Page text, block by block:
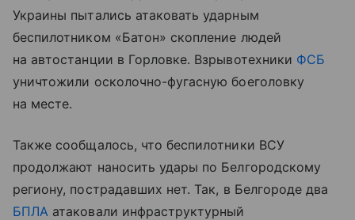
Украины пытались атаковать ударным
беспилотником «Батон» скопление людей
на автостанции в Горловке. Взрывотехники ФСБ
уничтожили осколочно-фугасную боеголовку
на месте.
Также сообщалось, что беспилотники ВСУ
продолжают наносить удары по Белгородскому
региону, пострадавших нет. Так, в Белгороде два
БПЛА атаковали инфраструктурный